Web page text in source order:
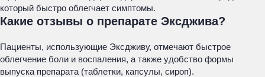
который быстро облегчает симптомы.
Какие отзывы о препарате Эксджива?
Пациенты, использующие Эксдживу, отмечают быстрое
облегчение боли и воспаления, а также удобство формы
выпуска препарата (таблетки, капсулы, сироп).